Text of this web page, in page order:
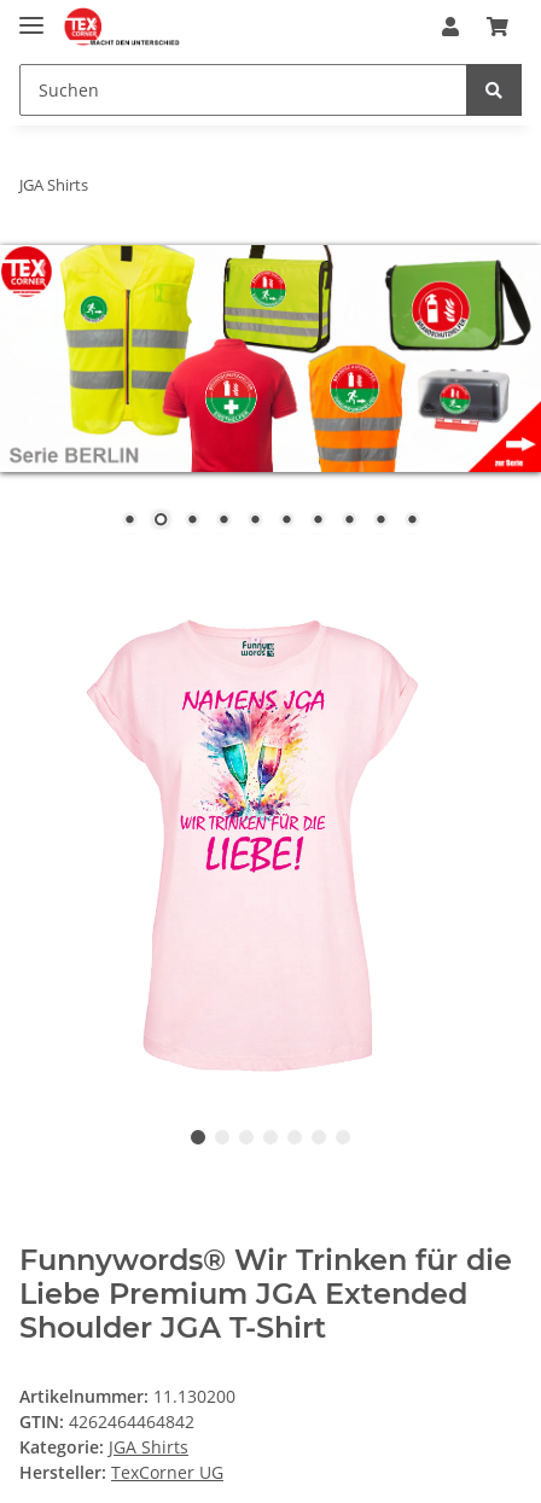
JGA Shirts
Funnywords® Wir Trinken für die
Liebe Premium JGA Extended
Shoulder JGA T-Shirt
Artikelnummer: 11.130200
GTIN: 4262464464842
Kategorie: JGA Shirts
Hersteller: TexCorner UG